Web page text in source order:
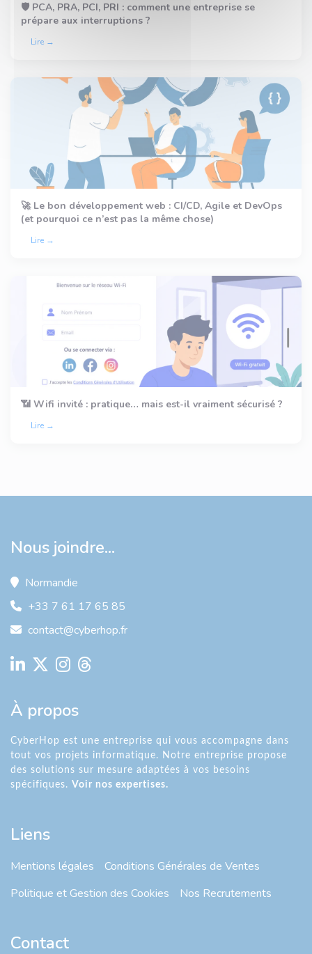
🛡️ PCA, PRA, PCI, PRI : comment une entreprise se
prépare aux interruptions ?
Lire →
🚀 Le bon développement web : CI/CD, Agile et DevOps
(et pourquoi ce n’est pas la même chose)
Lire →
📶 Wifi invité : pratique… mais est-il vraiment sécurisé ?
Lire →
Nous joindre...
Normandie
+33 7 61 17 65 85
contact@cyberhop.fr
À propos
CyberHop est une entreprise qui vous accompagne dans
tout vos projets informatique. Notre entreprise propose
des solutions sur mesure adaptées à vos besoins
spécifiques. Voir nos expertises.
Liens
Mentions légales
Conditions Générales de Ventes
Politique et Gestion des Cookies
Nos Recrutements
Contact